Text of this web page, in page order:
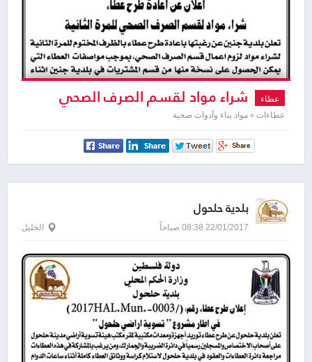
عطاء شراء مواد لقسم الصرف الصحي
عطاءات » مواد بناء وأدوات صحية
بلدية حلحول
22/01/2017 08:38 صباحاً الخليل